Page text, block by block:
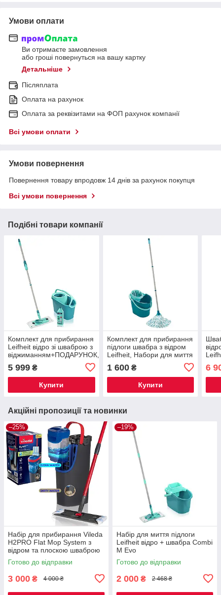
Умови оплати
Ви отримаєте замовлення
або гроші повернуться на вашу картку
Детальніше
Післяплата
Оплата на рахунок
Оплата за реквізитами на ФОП рахунок компанії
Всі умови оплати
Умови повернення
Повернення товару впродовж 14 днів за рахунок покупця
Всі умови повернення
Подібні товари компанії
Комплект для прибирання
Leifheit відро зі шваброю з
віджиманням+ПОДАРУНОК,
відром з віджимом
5 999 ₴
Купити
Комплект для прибирання
підлоги швабра з відром
Leifheit, Набори для миття
підлоги швабра і відро з
віджимом Classic Mop
1 600₴
Купити
6
Акційні пропозиції та новинки
–25%
Набір для прибирання Vileda
H2PRO Flat Mop System з
відром та плоскою шваброю
Готово до відправки
3 000 ₴ 4 000 ₴
–19%
Набір для миття підлоги
Leifheit відро + швабра Combi
M Evo
Готово до відправки
2 000 ₴ 2 468 ₴